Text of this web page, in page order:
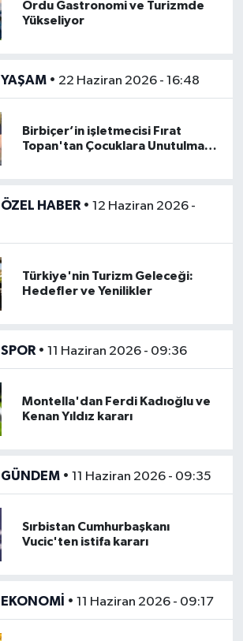
Ordu Gastronomi ve Turizmde
Yükseliyor
YAŞAM• 22 Haziran 2026 - 16:48
Birbiçer’in işletmecisi Fırat
Topan'tan Çocuklara Unutulmaz
ÖZEL HABER• 12 Haziran 2026 -
Türkiye'nin Turizm Geleceği:
Hedefler ve Yenilikler
SPOR• 11 Haziran 2026 - 09:36
Montella'dan Ferdi Kadıoğlu ve
Kenan Yıldız kararı
GÜNDEM• 11 Haziran 2026 - 09:35
Sırbistan Cumhurbaşkanı
Vucic'ten istifa kararı
EKONOMİ • 11 Haziran 2026 - 09:17